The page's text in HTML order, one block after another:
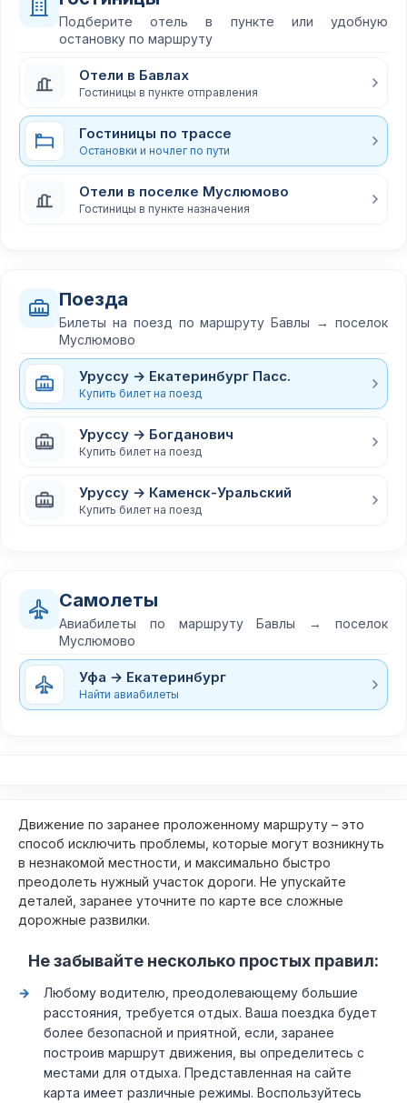
Подберите отель в пункте или удобную
остановку по маршруту
Отели в Бавлах
Гостиницы в пункте отправления
Гостиницы по трассе
Остановки и ночлег по пути
Отели в поселке Муслюмово
Гостиницы в пункте назначения
Поезда
Билеты на поезд по маршруту Бавлы → поселок
Муслюмово
Уруссу → Екатеринбург Пасс.
Купить билет на поезд
Уруссу → Богданович
Купить билет на поезд
Уруссу → Каменск-Уральский
Купить билет на поезд
Самолеты
Авиабилеты по маршруту Бавлы → поселок
Муслюмово
Уфа → Екатеринбург
Найти авиабилеты
Движение по заранее проложенному маршруту – это
способ исключить проблемы, которые могут возникнуть
в незнакомой местности, и максимально быстро
преодолеть нужный участок дороги. Не упускайте
деталей, заранее уточните по карте все сложные
дорожные развилки.
Не забывайте несколько простых правил:
Любому водителю, преодолевающему большие
расстояния, требуется отдых. Ваша поездка будет
более безопасной и приятной, если, заранее
построив маршрут движения, вы определитесь с
местами для отдыха. Представленная на сайте
карта имеет различные режимы. Воспользуйтесь